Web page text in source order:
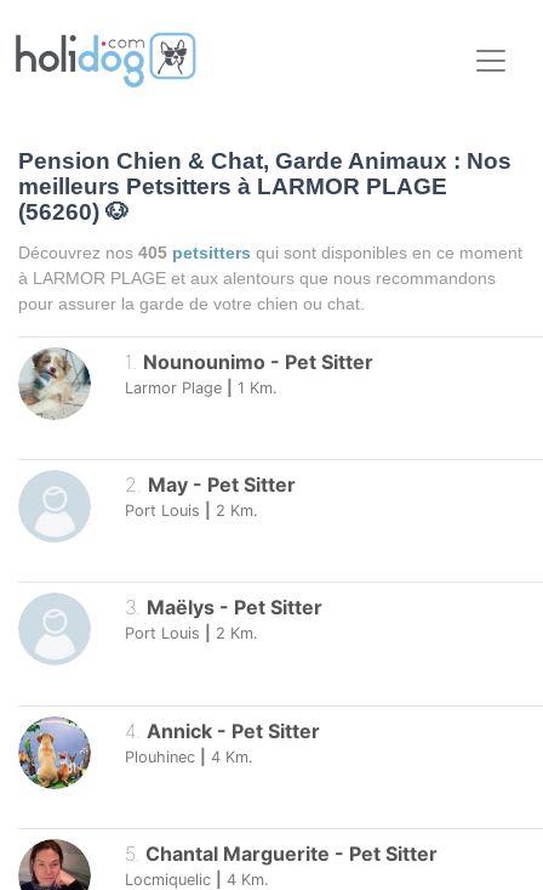
Pension Chien & Chat, Garde Animaux : Nos
meilleurs Petsitters à LARMOR PLAGE
(56260) 🐶
Découvrez nos 405 petsitters qui sont disponibles en ce moment
à LARMOR PLAGE et aux alentours que nous recommandons
pour assurer la garde de votre chien ou chat.
1. Nounounimo - Pet Sitter
Larmor Plage 1 Km.
2. May - Pet Sitter
Port Louis 2 Km.
3. Maëlys - Pet Sitter
Port Louis 2 Km.
4 Annick - Pet Sitter
Plouhinec 4 Km.
5 Chantal Marguerite - Pet Sitter
Locmiquelic 4 Km.